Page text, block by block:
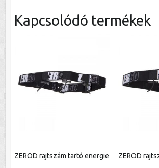
Kapcsolódó termékek
ZEROD rajtszám tartó energie ZEROD